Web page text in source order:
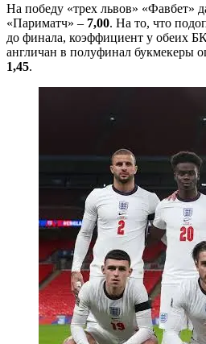
На победу «трех львов» «Фавбет»
«Париматч» – 7,00. На то, что
до финала, коэффициент у обеих БК
англичан в полуфинал букмекеры
1,45.